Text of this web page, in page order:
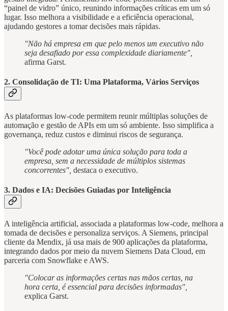
“painel de vidro” único, reunindo informações críticas em um só
lugar. Isso melhora a visibilidade e a eficiência operacional,
ajudando gestores a tomar decisões mais rápidas.
"Não há empresa em que pelo menos um executivo não
seja desafiado por essa complexidade diariamente",
afirma Garst.
2. Consolidação de TI: Uma Plataforma, Vários Serviços
As plataformas low-code permitem reunir múltiplas soluções de
automação e gestão de APIs em um só ambiente. Isso simplifica a
governança, reduz custos e diminui riscos de segurança.
"Você pode adotar uma única solução para toda a
empresa, sem a necessidade de múltiplos sistemas
concorrentes", destaca o executivo.
3. Dados e IA: Decisões Guiadas por Inteligência
A inteligência artificial, associada a plataformas low-code, melhora a
tomada de decisões e personaliza serviços. A Siemens, principal
cliente da Mendix, já usa mais de 900 aplicações da plataforma,
integrando dados por meio da nuvem Siemens Data Cloud, em
parceria com Snowflake e AWS.
"Colocar as informações certas nas mãos certas, na
hora certa, é essencial para decisões informadas",
explica Garst.